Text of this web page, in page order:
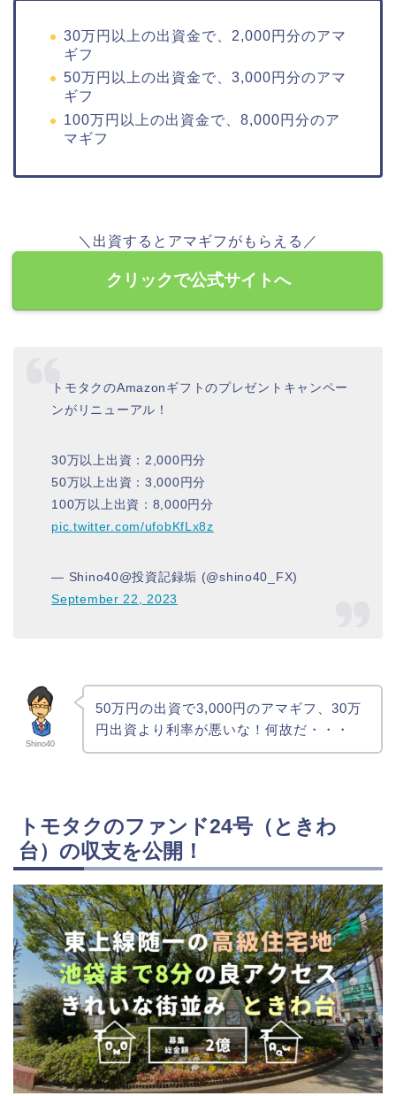
30万円以上の出資金で、2,000円分のアマ
ギフ
50万円以上の出資金で、3,000円分のアマ
ギフ
100万円以上の出資金で、8,000円分のア
マギフ
＼出資するとアマギフがもらえる／
クリックで公式サイトへ
トモタクのAmazonギフトのプレゼントキャンペー
ンがリニューアル！
30万以上出資：2,000円分
50万以上出資：3,000円分
100万以上出資：8,000円分
pic.twitter.com/ufobKfLx8z
— Shino40@投資記録垢 (@shino40_FX)
September 22, 2023
Shino40
50万円の出資で3,000円のアマギフ、30万
円出資より利率が悪いな！何故だ・・・
トモタクのファンド24号（ときわ
台）の収支を公開！